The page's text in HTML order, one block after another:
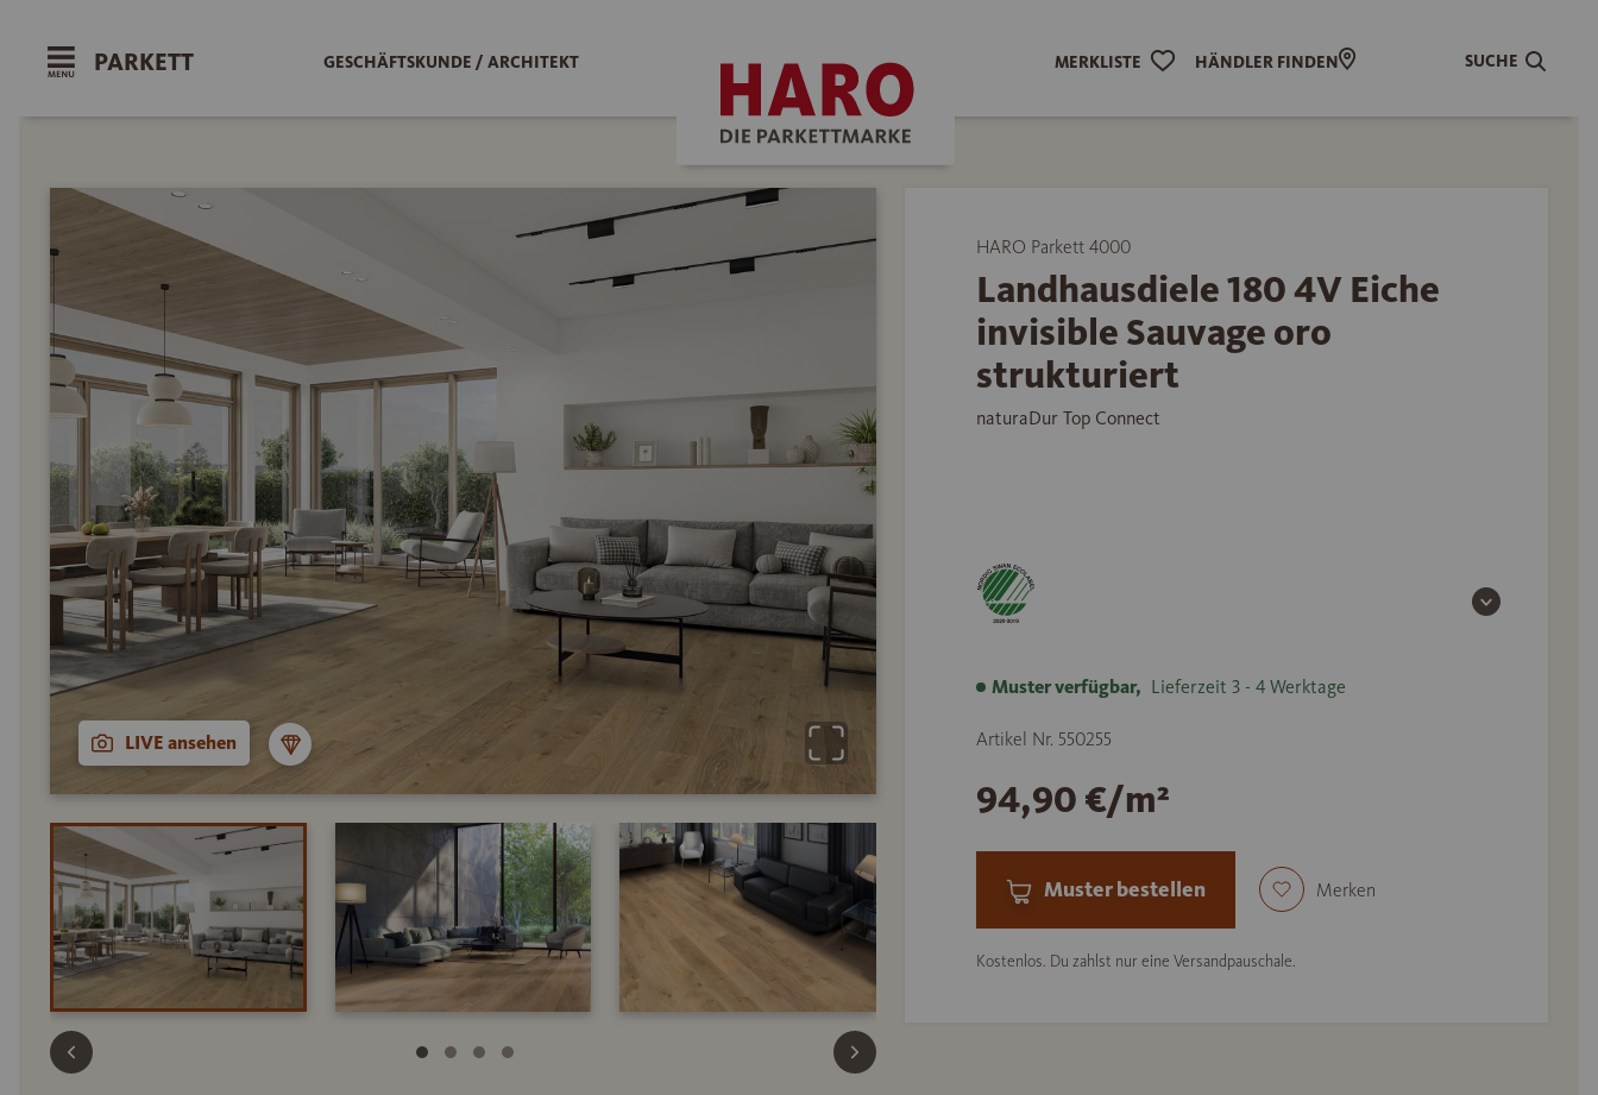
PARKETT GESCHÄFTSKUNDE / ARCHITEKT MERKLISTE HÄNDLER FINDEN SUCHE
LIVE ansehen
HARO Parkett 4000
Landhausdiele 180 4V Eiche
invisible Sauvage oro
strukturiert
naturaDur Top Connect
Muster verfügbar, Lieferzeit 3 - 4 Werktage
Artikel Nr. 550255
94,90 €/m²
Muster bestellen Merken
Kostenlos. Du zahlst nur eine Versandpauschale.